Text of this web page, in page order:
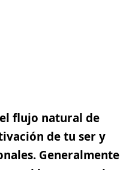
flujo natural de
de tu ser y
Generalmente